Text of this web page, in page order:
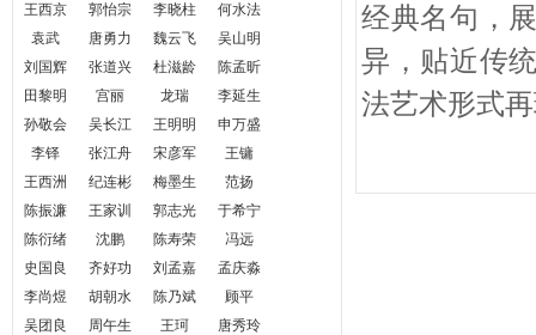
王西京
郭怡宗 李晓柱
何水法
袁武
唐勇力 魏云飞
吴山明
刘国辉
张道兴 杜滋龄
陈孟昕
田黎明
宫丽 龙瑞
李延生
孙敬会
吴长江 王明明
申万盛
李铎
张江舟 宋彦军
王镛
王西洲
纪连彬 梅墨生
范扬
陈振濂
王家训 郭志光
于希宁
陈衍绪
沈鹏 陈寿荣
冯远
史国良
齐好功 刘孟嘉
孟庆淼
李尚煜
胡朝水 陈乃斌
顾平
吴团良
周午生 王珂
唐秀玲
经典名句，
异，贴近传
法艺术形式